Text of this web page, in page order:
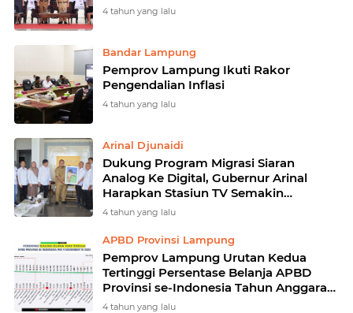
4 tahun yang lalu
Bandar Lampung
Pemprov Lampung Ikuti Rakor
Pengendalian Inflasi
4 tahun yang lalu
Arinal Djunaidi
Dukung Program Migrasi Siaran
Analog Ke Digital, Gubernur Arinal
Harapkan Stasiun TV Semakin
Informatif, Edukatif dan Menginspirasi
4 tahun yang lalu
APBD Provinsi Lampung
Pemprov Lampung Urutan Kedua
Tertinggi Persentase Belanja APBD
Provinsi se-Indonesia Tahun Anggaran
2022
4 tahun yang lalu